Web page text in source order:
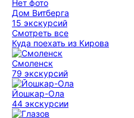
Нет фото
Дом Витберга
15 экскурсий
Смотреть все
Куда поехать из Кировa
Смоленск
79 экскурсий
Йошкар-Ола
44 экскурсии